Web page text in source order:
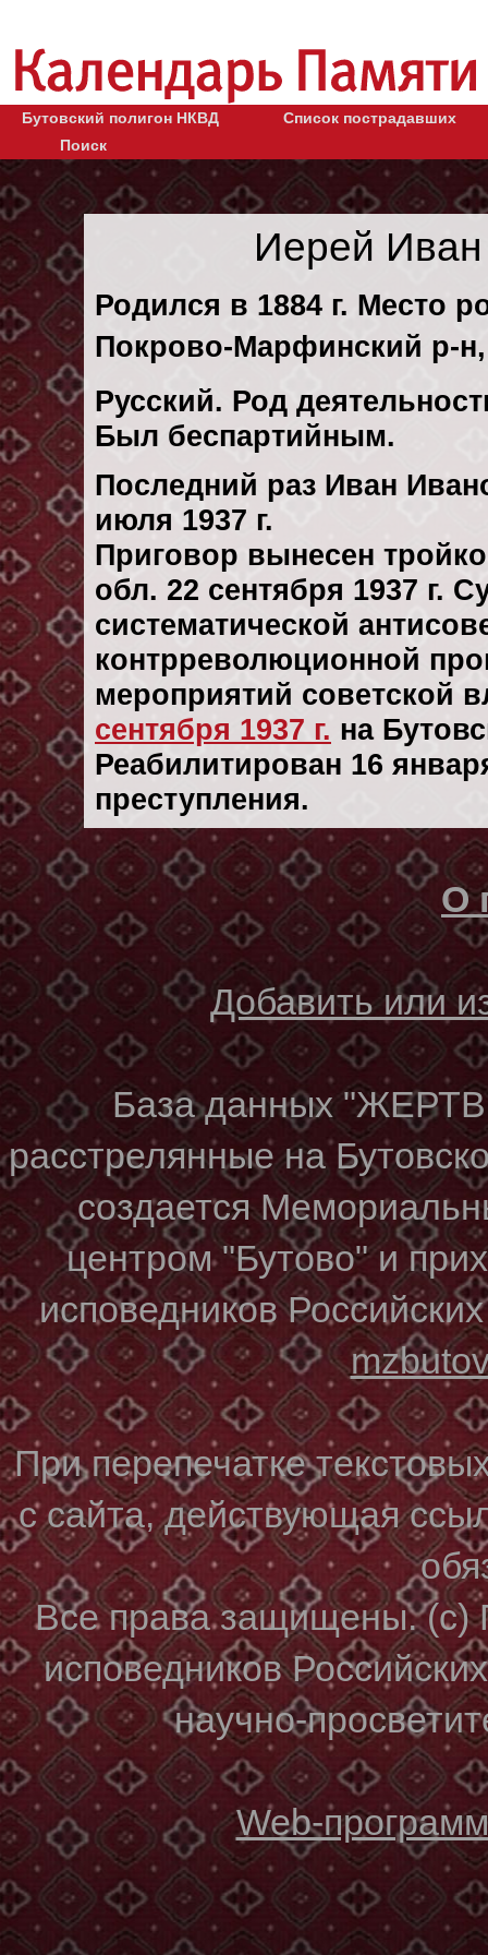
Бутовский полигон НКВД
Список пострадавших
Поиск
Иерей
Родился в 1884 г. Место
Покрово-Марфинский р-
Русский. Род
Был беспартийным.
Последний раз Иван
июля 1937 г.
Приговор вынесен
обл. 22 сентября 1937 г.
систематической
контрреволюционной
мероприятий советской
сентября 1937 г. на
Реабилитирован 16
преступления.
О
Добавить или
База данных
расстрелянные на
создается
центром "Бутово" и
исповедников
При перепечатке
с сайта, действующая
Все права защищены. (с)
исповедников
научно-
Web-